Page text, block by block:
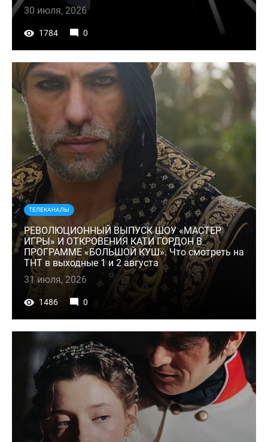
30 июля, 2026
1784 0
ТЕЛЕКАНАЛЫ
РЕВОЛЮЦИОННЫЙ ВЫПУСК ШОУ «МАСТЕР
ИГРЫ» И ОТКРОВЕНИЯ КАТИ ГОРДОН В
ПРОГРАММЕ «БОЛЬШОЙ КУШ». Что смотреть на
ТНТ в выходные 1 и 2 августа
31 июля, 2026
1486 0